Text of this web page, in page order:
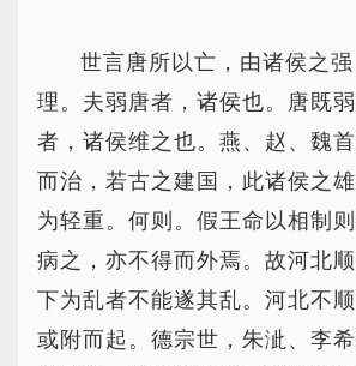
世言唐所以亡，由诸侯之
理。夫弱唐者，诸侯也。唐既
者，诸侯维之也。燕、赵、魏
而治，若古之建国，此诸侯之
为轻重。何则。假王命以相制
病之，亦不得而外焉。故河北
下为乱者不能遂其乱。河北不
或附而起。德宗世，朱泚、李